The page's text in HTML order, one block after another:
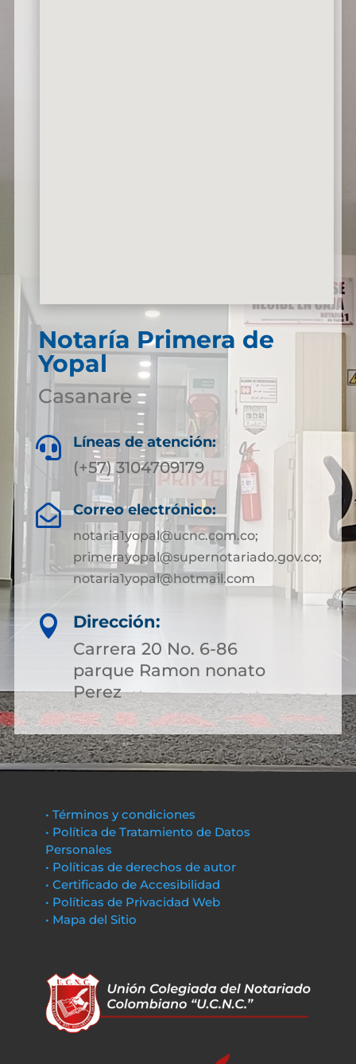
Notaría Primera de
Yopal
Casanare
 Líneas de atención:
(+57) 3104709179
 Correo electrónico:
notaria1yopal@ucnc.com.co;
primerayopal@supernotariado.gov.co;
notaria1yopal@hotmail.com

Dirección:
Carrera 20 No. 6-86
parque Ramon nonato
Perez
• Términos y condiciones
• Política de Tratamiento de Datos
Personales
• Políticas de derechos de autor
• Certificado de Accesibilidad
• Políticas de Privacidad Web
• Mapa del Sitio